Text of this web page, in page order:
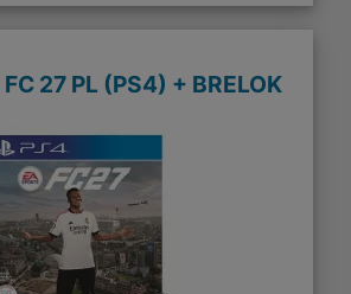
27 PL (PS4) + BRELOK